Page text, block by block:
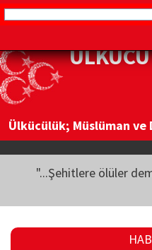
Ülkücülük; Müslüman ve
"...Şehitlere ölüler